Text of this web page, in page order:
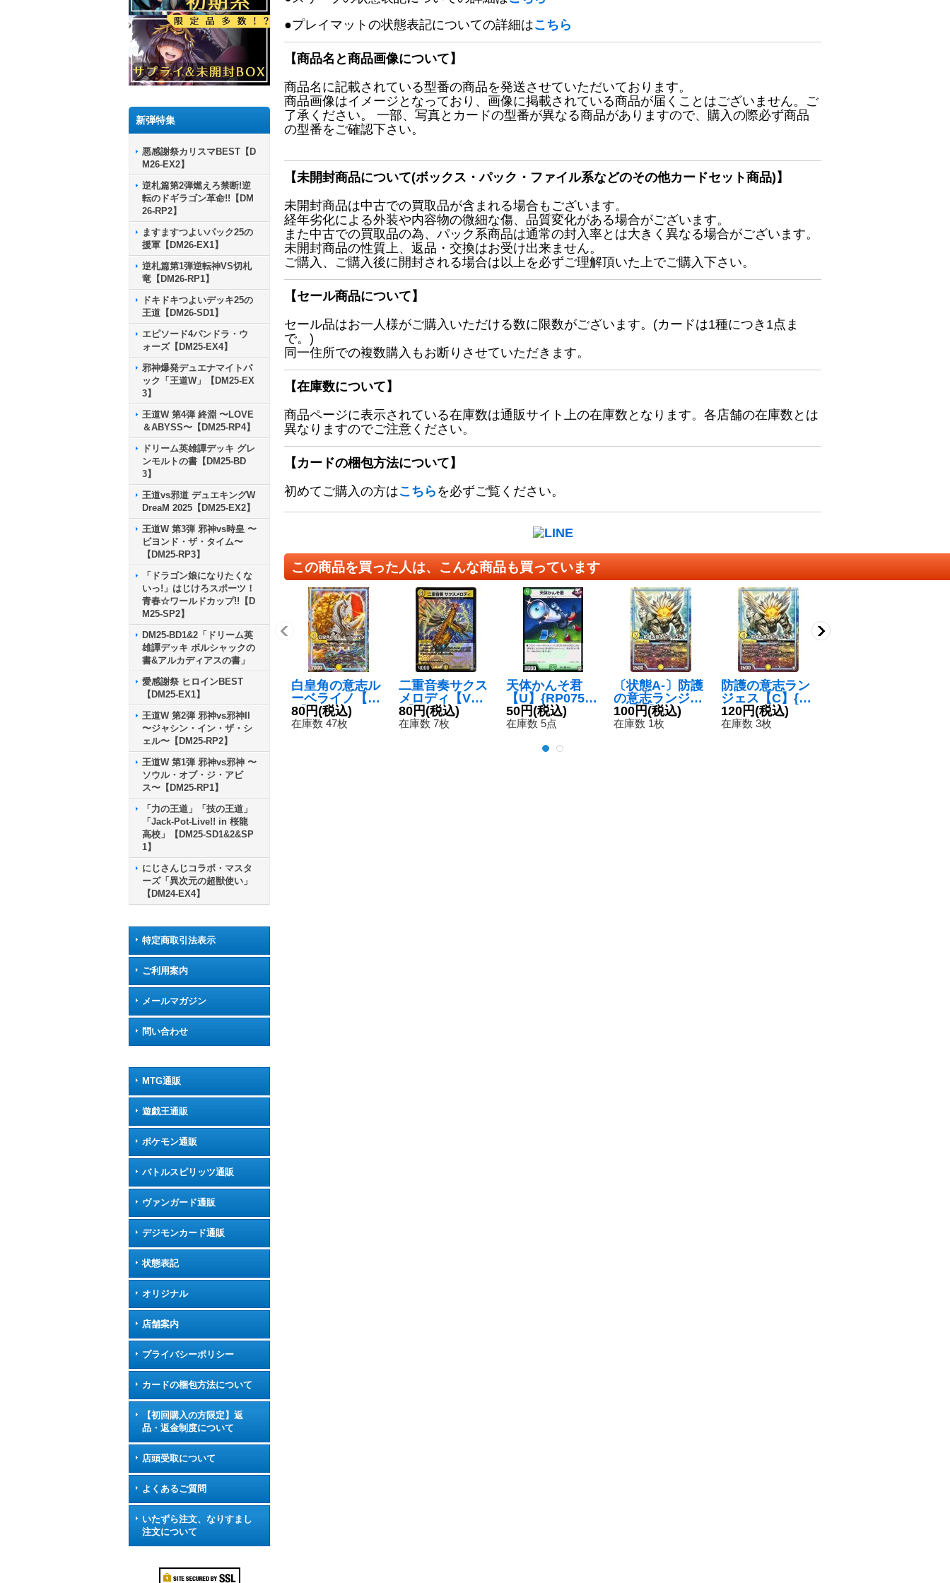
新弾特集
悪感謝祭カリスマBEST【D
M26-EX2】
逆札篇第2弾燃えろ禁断!逆
転のドギラゴン革命!!【DM
26-RP2】
ますますつよいパック25の
援軍【DM26-EX1】
逆札篇第1弾逆転神VS切札
竜【DM26-RP1】
ドキドキつよいデッキ25の
王道【DM26-SD1】
エピソード4パンドラ・ウ
ォーズ【DM25-EX4】
邪神爆発デュエナマイトパ
ック「王道W」【DM25-EX
3】
王道W 第4弾 終淵 〜LOVE
＆ABYSS〜【DM25-RP4】
ドリーム英雄譚デッキ グレ
ンモルトの書【DM25-BD
3】
王道vs邪道 デュエキングW
DreaM 2025【DM25-EX2】
王道W 第3弾 邪神vs時皇 〜
ビヨンド・ザ・タイム〜
【DM25-RP3】
「ドラゴン娘になりたくな
いっ!」はじけろスポーツ！
青春☆ワールドカップ!!【D
M25-SP2】
DM25-BD1&2「ドリーム英
雄譚デッキ ボルシャックの
書&アルカディアスの書」
愛感謝祭 ヒロインBEST
【DM25-EX1】
王道W 第2弾 邪神vs邪神II
〜ジャシン・イン・ザ・シ
ェル〜【DM25-RP2】
王道W 第1弾 邪神vs邪神 〜
ソウル・オブ・ジ・アビ
ス〜【DM25-RP1】
「力の王道」「技の王道」
「Jack-Pot-Live!! in 桜龍
高校」【DM25-SD1&2&SP
1】
にじさんじコラボ・マスタ
ーズ「異次元の超獣使い」
【DM24-EX4】
特定商取引法表示
ご利用案内
メールマガジン
問い合わせ
MTG通販
遊戯王通販
ポケモン通販
バトルスピリッツ通販
ヴァンガード通販
デジモンカード通販
状態表記
オリジナル
店舗案内
プライバシーポリシー
カードの梱包方法について
【初回購入の方限定】返
品・返金制度について
店頭受取について
よくあるご質問
いたずら注文、なりすまし
注文について
●プレイマットの状態表記についての詳細はこちら
【商品名と商品画像について】
商品名に記載されている型番の商品を発送させていただいております。
商品画像はイメージとなっており、画像に掲載されている商品が届くことはございません。ご
了承ください。 一部、写真とカードの型番が異なる商品がありますので、購入の際必ず商品
の型番をご確認下さい。
【未開封商品について(ボックス・パック・ファイル系などのその他カードセット商品)】
未開封商品は中古での買取品が含まれる場合もございます。
経年劣化による外装や内容物の微細な傷、品質変化がある場合がございます。
また中古での買取品の為、パック系商品は通常の封入率とは大きく異なる場合がございます。
未開封商品の性質上、返品・交換はお受け出来ません。
ご購入、ご購入後に開封される場合は以上を必ずご理解頂いた上でご購入下さい。
【セール商品について】
セール品はお一人様がご購入いただける数に限数がございます。(カードは1種につき1点ま
で。)
同一住所での複数購入もお断りさせていただきます。
【在庫数について】
商品ページに表示されている在庫数は通販サイト上の在庫数となります。各店舗の在庫数とは
異なりますのでご注意ください。
【カードの梱包方法について】
初めてご購入の方はこちら を必ずご覧ください。
この商品を買った人は、こんな商品も買っています
白皇角の意志ル
ーベライノ【S
R】{EX05S3/S1
0}《GR》
80円(税込)
在庫数 47枚
二重音奏サクス
メロディ【V
R】{RP092/10
2}《光》
80円(税込)
在庫数 7枚
天体かんそ君
【U】{RP0753/
94}《自然》
50円(税込)
在庫数 5点
〔状態A-〕防護
の意志ランジェ
ス【C】{EX056
4/87}《GR》
100円(税込)
在庫数 1枚
防護の意志ラン
ジェス【C】{E
X0564/87}《G
R》
120円(税込)
在庫数 3枚